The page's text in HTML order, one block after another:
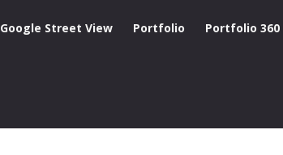
Google Street View Portfolio Portfolio 360